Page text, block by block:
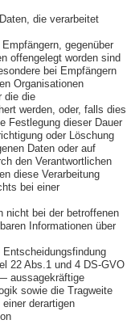
die verarbeitet
gegenüber
offengelegt worden sind
bei Empfängern
Organisationen
die die
werden, oder, falls dies
Festlegung dieser Dauer
oder Löschung
Daten oder auf
den Verantwortlichen
diese Verarbeitung
bei einer
nicht bei der betroffenen
Informationen über
22 Abs.1 und 4 DS-GVO
aussagekräftige
sowie die Tragweite
derartigen